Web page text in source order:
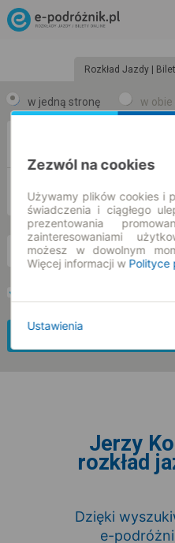
Rozkład Jazdy |
w jedną stronę w
pt. 7 sie.
Znajdź
Jerzy
rozkład
Dzięki
e-
Zezwól na cookies
Używamy plików cookies i
świadczenia i ciągłego
prezentowania
zainteresowaniami
możesz w dowolnym
Więcej informacji w Polityce
Ustawienia